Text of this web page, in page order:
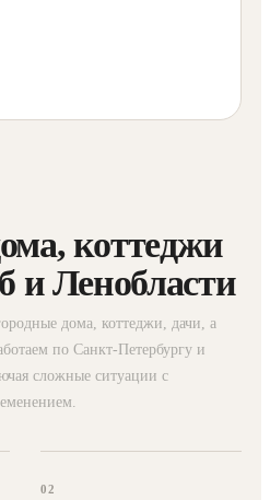
коттеджи
и Ленобласти
дома, коттеджи, дачи, а
по Санкт-Петербургу и
сложные ситуации с
02